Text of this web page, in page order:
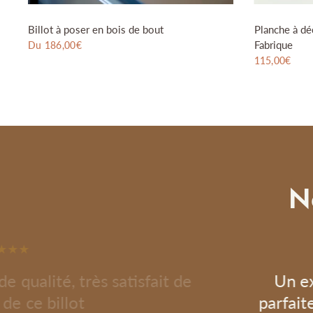
e
Billot à poser en bois de bout
Du 186,00€
Planche à
Fabrique
115,00€
qualité, très satisfait de
ce billot
Un